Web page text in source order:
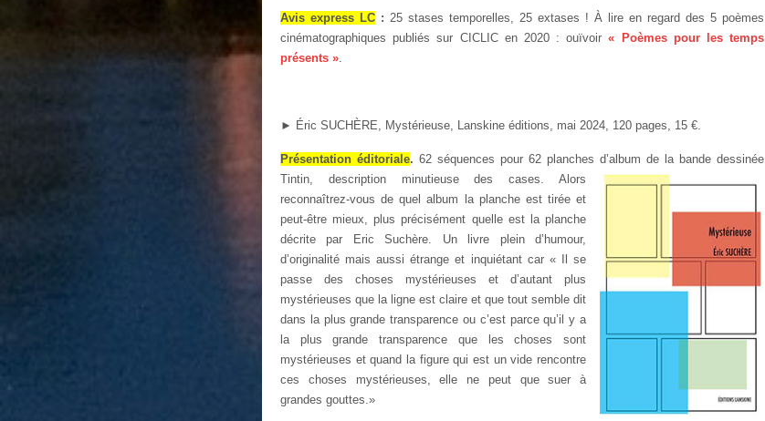
Avis express LC : 25 stases temporelles, 25 extases ! À lire en regard des 5 poèmes
cinématographiques publiés sur CICLIC en 2020 : ouïvoir« Poèmes pour les temps
présents »
► Éric SUCHÈRE, Mystérieuse, Lanskine éditions, mai 2024, 120 pages, 15 €.
Présentation éditoriale. 62 séquences pour 62 planches d’album de la bande dessinée
Tintin, description minutieuse des cases. Alors
reconnaîtrez-vous de quel album la planche est tirée et
peut-être mieux, plus précisément quelle est la planche
décrite par Eric Suchère. Un livre plein d’humour,
d’originalité mais aussi étrange et inquiétant car « Il se
passe des choses mystérieuses et d’autant plus
mystérieuses que la ligne est claire et que tout semble dit
dans la plus grande transparence ou c’est parce qu’il y a
la plus grande transparence que les choses sont
mystérieuses et quand la figure qui est un vide rencontre
ces choses mystérieuses, elle ne peut que suer à
grandes gouttes.»